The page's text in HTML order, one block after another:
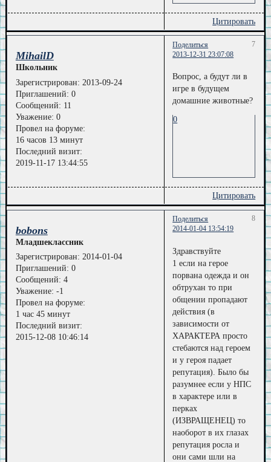
Цитировать
Поделиться
7
2013-12-31 23:07:08
MihailD
Школьник
Зарегистрирован: 2013-09-24
Приглашений: 0
Сообщений: 11
Уважение: 0
Провел на форуме:
16 часов 13 минут
Последний визит:
2019-11-17 13:44:55
Вопрос, а будут ли в
игре в будущем
домашние животные?
0
Цитировать
Поделиться
8
2014-01-04 13:54:19
bobons
Младшеклассник
Зарегистрирован: 2014-01-04
Приглашений: 0
Сообщений: 4
Уважение: -1
Провел на форуме:
1 час 45 минут
Последний визит:
2015-12-08 10:46:14
Здравствуйте
1 если на герое
порвана одежда и он
обтрухан то при
общении пропадают
действия (в
зависимости от
ХАРАКТЕРА просто
стебаются над героем
и у героя падает
репутация). Было бы
разумнее если у НПС
в характере или в
перках
(ИЗВРАЩЕНЕЦ) то
наоборот в их глазах
репутация росла и
они сами шли на